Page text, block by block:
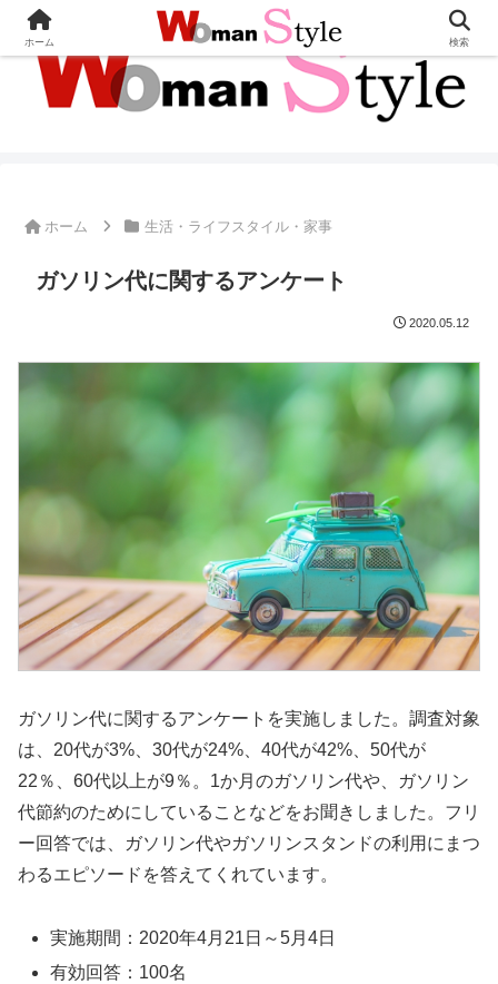
ホーム 生活・ライフスタイル・家事
ガソリン代に関するアンケート
2020.05.12
ガソリン代に関するアンケートを実施しました。調査対象
は、20代が3%、30代が24%、40代が42%、50代が
22％、60代以上が9％。1か月のガソリン代や、ガソリン
代節約のためにしていることなどをお聞きしました。フリ
ー回答では、ガソリン代やガソリンスタンドの利用にまつ
わるエピソードを答えてくれています。
実施期間：2020年4月21日～5月4日
有効回答：100名
ホーム 検索